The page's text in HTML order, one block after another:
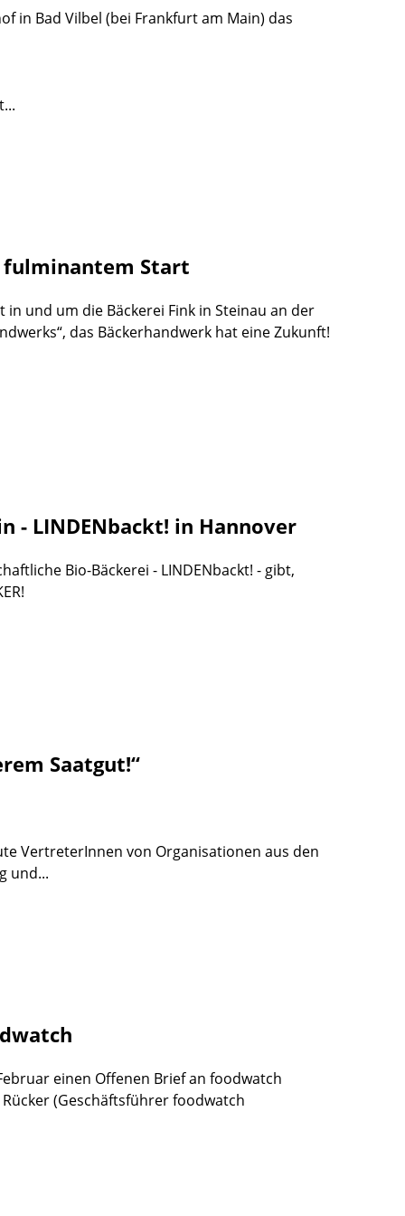
in Bad Vilbel (bei Frankfurt am Main) das
fulminantem Start
und um die Bäckerei Fink in Steinau an der
das Bäckerhandwerk hat eine Zukunft!
- LINDENbackt! in Hannover
Bio-Bäckerei - LINDENbackt! - gibt,
Saatgut!“
VertreterInnen von Organisationen aus den
und...
einen Offenen Brief an foodwatch
(Geschäftsführer foodwatch